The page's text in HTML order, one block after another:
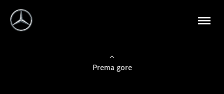
Prema gore